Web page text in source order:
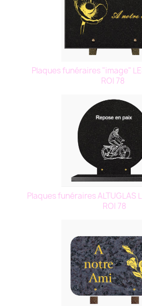
Plaques funéraires "image"
ROI 78
Plaques funéraires ALTUGLAS
ROI 78